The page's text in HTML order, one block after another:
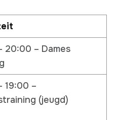
20:00 – Dames
19:00 –
(jeugd)